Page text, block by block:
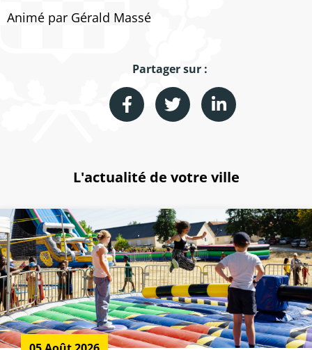
Animé par Gérald Massé
Partager sur :
L'actualité de votre ville